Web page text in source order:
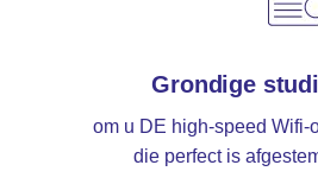
Grondige
om u DE high-speed Wifi-
die perfect is